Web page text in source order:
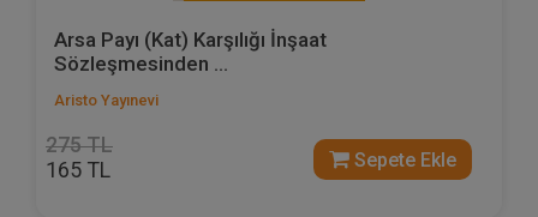
Arsa Payı (Kat) Karşılığı İnşaat
Sözleşmesinden ...
Aristo Yayınevi
275 TL
165 TL Sepete Ekle